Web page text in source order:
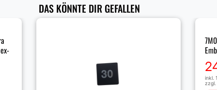
DAS KÖNNTE DIR GEFALLEN
inkl.
zzgl.